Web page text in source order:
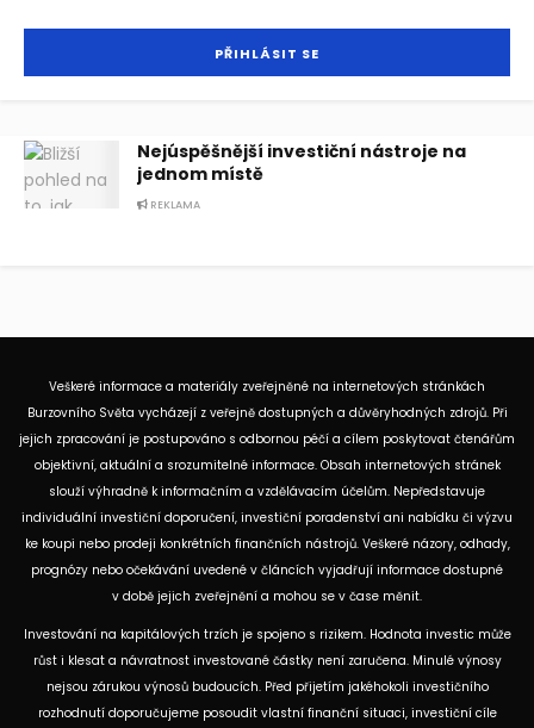
Nejúspěšnější investiční nástroje na
jednom místě
REKLAMA
Veškeré informace a materiály zveřejněné na internetových stránkách
Burzovního Světa vycházejí z veřejně dostupných a důvěryhodných zdrojů. Při
jejich zpracování je postupováno s odbornou péčí a cílem poskytovat čtenářům
objektivní, aktuální a srozumitelné informace. Obsah internetových stránek
slouží výhradně k informačním a vzdělávacím účelům. Nepředstavuje
individuální investiční doporučení, investiční poradenství ani nabídku či výzvu
ke koupi nebo prodeji konkrétních finančních nástrojů. Veškeré názory, odhady,
prognózy nebo očekávání uvedené v článcích vyjadřují informace dostupné
v době jejich zveřejnění a mohou se v čase měnit.
Investování na kapitálových trzích je spojeno s rizikem. Hodnota investic může
růst i klesat a návratnost investované částky není zaručena. Minulé výnosy
nejsou zárukou výnosů budoucích. Před přijetím jakéhokoli investičního
rozhodnutí doporučujeme posoudit vlastní finanční situaci, investiční cíle